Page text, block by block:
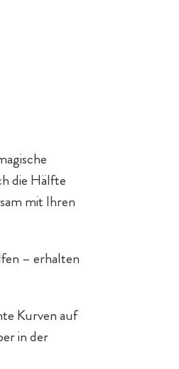
die Hälfte
mit Ihren
– erhalten
Kurven auf
in der